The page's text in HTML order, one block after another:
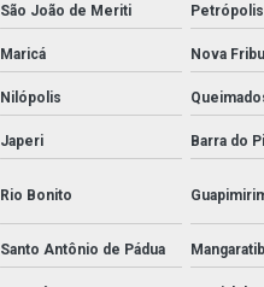
São João de Meriti Petrópolis
Maricá Nova
Nilópolis
Japeri Barra do
Rio Bonito
Santo Antônio de Pádua